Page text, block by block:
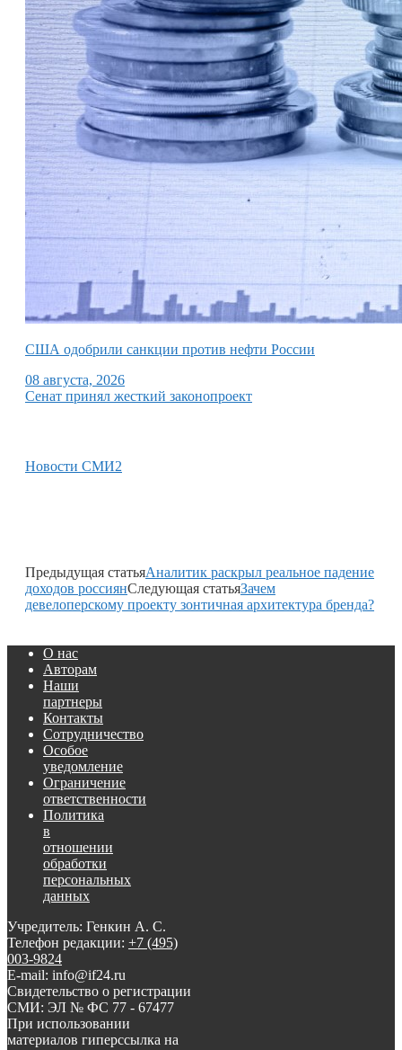
США одобрили санкции против нефти России
08 августа, 2026
Сенат принял жесткий законопроект
Новости СМИ2
Предыдущая статьяАналитик раскрыл реальное падение
доходов россиянСледующая статьяЗачем
девелоперскому проекту зонтичная архитектура бренда?
О нас
Авторам
Наши
партнеры
Контакты
Сотрудничество
Особое
уведомление
Ограничение
ответственности
Политика
в
отношении
обработки
персональных
данных
Учредитель: Генкин А. С.
Телефон редакции: +7 (495)
003-9824
E-mail: info@if24.ru
Свидетельство о регистрации
СМИ: ЭЛ № ФС 77 - 67477
При использовании
материалов гиперссылка на